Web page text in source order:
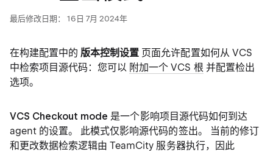
最后修改日期： 16日 7月 2024年
在构建配置中的版本控制设置 页面允许配置如何从 VCS
中检索项目源代码：您可以 附加一个 VCS 根 并配置检出
选项。
VCS Checkout mode 是一个影响项目源代码如何到达
agent 的设置。 此模式仅影响源代码的签出。 当前的修订
和更改数据检索逻辑由 TeamCity 服务器执行，因此